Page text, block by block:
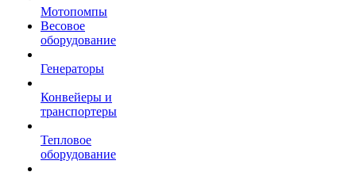
Мотопомпы
Весовое
оборудование
Генераторы
Конвейеры и
транспортеры
Тепловое
оборудование